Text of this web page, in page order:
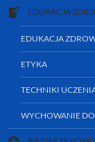
EDUKACJA
EDUKACJA
ETYKA
TECHNIKI
WYCHOWANIE